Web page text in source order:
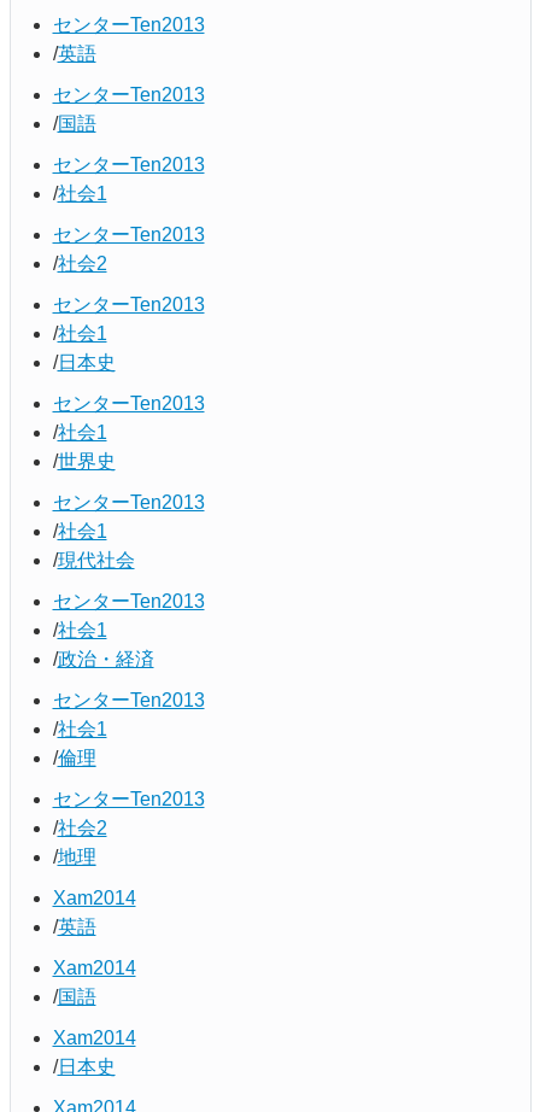
センターTen2013
英語
センターTen2013
国語
センターTen2013
社会1
センターTen2013
社会2
センターTen2013
社会1
日本史
センターTen2013
社会1
世界史
センターTen2013
社会1
現代社会
センターTen2013
社会1
政治・経済
センターTen2013
社会1
倫理
センターTen2013
社会2
地理
Xam2014
英語
Xam2014
国語
Xam2014
日本史
Xam2014